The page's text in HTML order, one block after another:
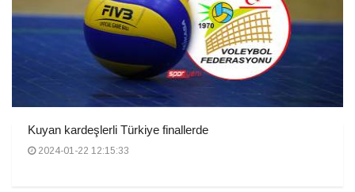
Kuyan kardeşlerli Türkiye finallerde
2024-01-22 12:15:33